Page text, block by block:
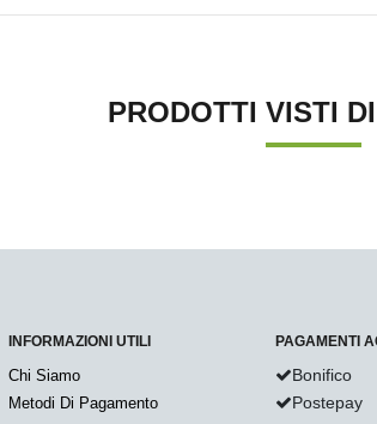
PRODOTTI VISTI
INFORMAZIONI UTILI
Chi Siamo
Metodi Di Pagamento
PAGAMENTI
Bonifico
Postepay